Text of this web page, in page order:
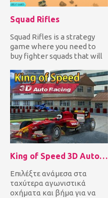
Squad Rifles
Squad Rifles is a strategy
game where you need to
buy fighter squads that will
King of Speed 3D Auto Racing
Επιλέξτε ανάμεσα στα
ταχύτερα αγωνιστικά
οχήματα και βήμα για να